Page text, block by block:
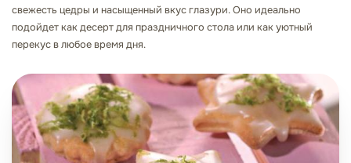
свежесть цедры и насыщенный вкус глазури. Оно идеально
подойдет как десерт для праздничного стола или как уютный
перекус в любое время дня.